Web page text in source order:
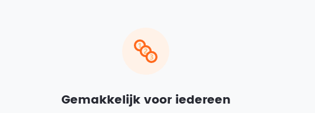
Gemakkelijk voor iedereen